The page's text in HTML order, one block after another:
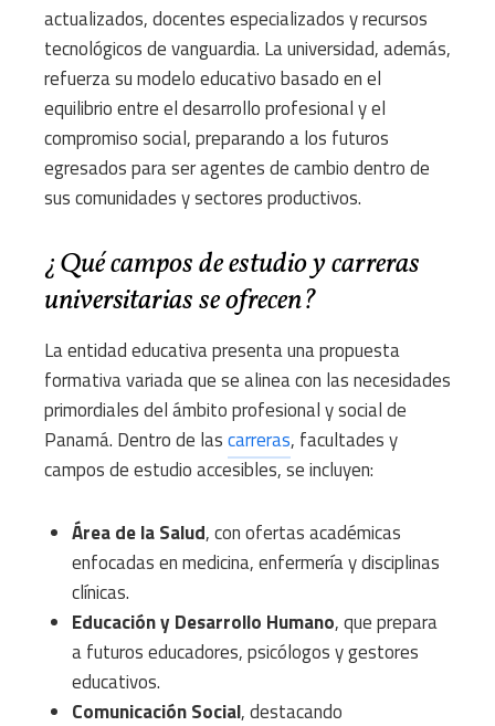
actualizados, docentes especializados y recursos
tecnológicos de vanguardia. La universidad, además,
refuerza su modelo educativo basado en el
equilibrio entre el desarrollo profesional y el
compromiso social, preparando a los futuros
egresados para ser agentes de cambio dentro de
sus comunidades y sectores productivos.
¿Qué campos de estudio y carreras
universitarias se ofrecen?
La entidad educativa presenta una propuesta
formativa variada que se alinea con las necesidades
primordiales del ámbito profesional y social de
Panamá. Dentro de lascarreras, facultades y
campos de estudio accesibles, se incluyen:
Área de la Salud, con ofertas académicas
enfocadas en medicina, enfermería y disciplinas
clínicas.
Educación y Desarrollo Humano, que prepara
a futuros educadores, psicólogos y gestores
educativos.
Comunicación Social, destacando